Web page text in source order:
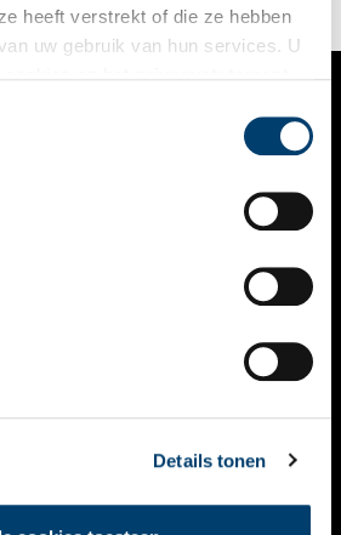
heeft verstrekt of die ze hebben
uw gebruik van hun services. U
Details tonen